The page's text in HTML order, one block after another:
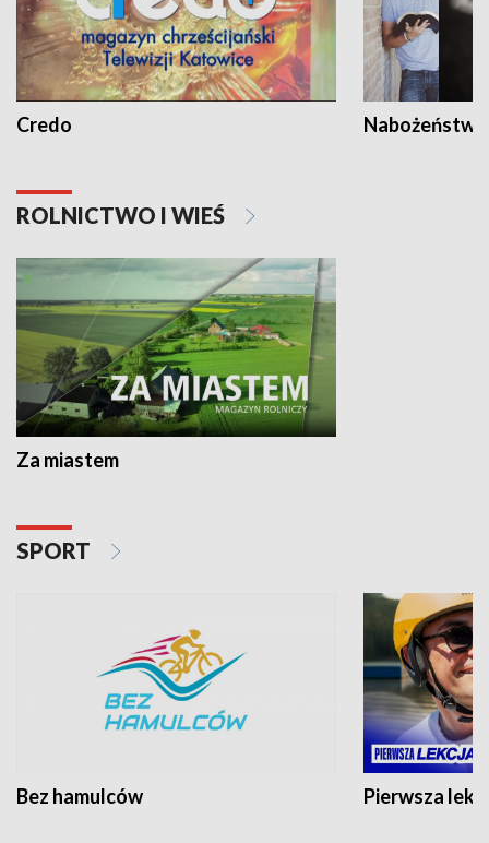
Credo
ROLNICTWO I WIEŚ
Za miastem
SPORT
Bez hamulców Pierwsza